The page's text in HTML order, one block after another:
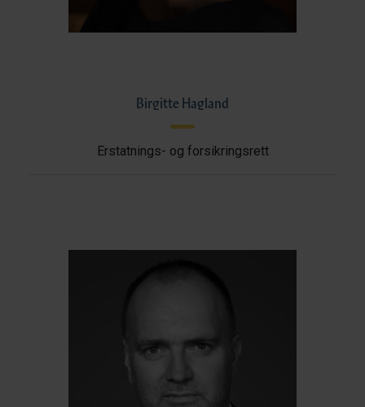
Birgitte Hagland
Erstatnings- og forsikringsrett